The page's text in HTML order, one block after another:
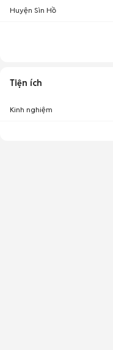
Huyện Sìn Hồ
Tiện ích
Kinh nghiệm